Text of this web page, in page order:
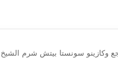
وكازينو سونستا بيتش شرم الشيخ